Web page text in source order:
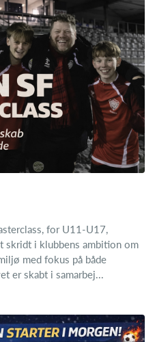
for U11-U17,
skridt i klubbens ambition om
med fokus på både
er skabt i samarbej...